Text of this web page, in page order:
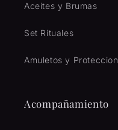
Aceites y Brumas
Set Rituales
Amuletos y Proteccion
Acompañamiento